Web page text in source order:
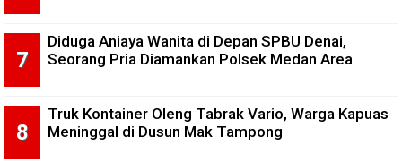
Diduga Aniaya Wanita di Depan SPBU Denai,
Seorang Pria Diamankan Polsek Medan Area
Truk Kontainer Oleng Tabrak Vario, Warga Kapuas
Meninggal di Dusun Mak Tampong